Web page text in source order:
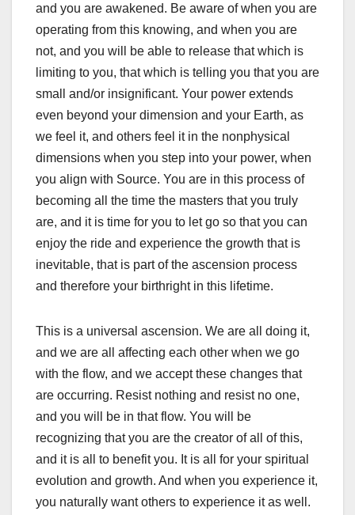
and you are awakened. Be aware of when you are
operating from this knowing, and when you are
not, and you will be able to release that which is
limiting to you, that which is telling you that you are
small and/or insignificant. Your power extends
even beyond your dimension and your Earth, as
we feel it, and others feel it in the nonphysical
dimensions when you step into your power, when
you align with Source. You are in this process of
becoming all the time the masters that you truly
are, and it is time for you to let go so that you can
enjoy the ride and experience the growth that is
inevitable, that is part of the ascension process
and therefore your birthright in this lifetime.
This is a universal ascension. We are all doing it,
and we are all affecting each other when we go
with the flow, and we accept these changes that
are occurring. Resist nothing and resist no one,
and you will be in that flow. You will be
recognizing that you are the creator of all of this,
and it is all to benefit you. It is all for your spiritual
evolution and growth. And when you experience it,
you naturally want others to experience it as well.